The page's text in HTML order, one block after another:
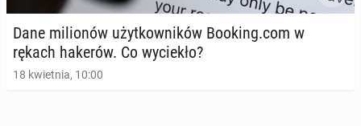
Dane mi­lio­nów użyt­kow­ni­ków Booking.com w
rękach hakerów. Co wy­cie­kło?
18 kwietnia, 10:00